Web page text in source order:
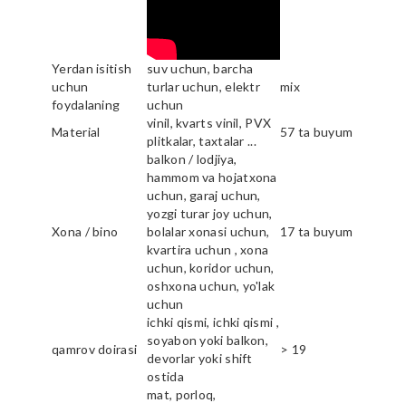
Yerdan isitish
uchun
foydalaning
suv uchun, barcha
turlar uchun, elektr
uchun
mix
Material
vinil, kvarts vinil, PVX
plitkalar, taxtalar ...
57 ta buyum
Xona / bino
balkon / lodjiya,
hammom va hojatxona
uchun, garaj uchun,
yozgi turar joy uchun,
bolalar xonasi uchun,
kvartira uchun , xona
uchun, koridor uchun,
oshxona uchun, yo'lak
uchun
17 ta buyum
qamrov doirasi
ichki qismi, ichki qismi ,
soyabon yoki balkon,
devorlar yoki shift
ostida
> 19
mat, porloq,